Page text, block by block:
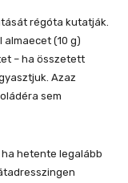
régóta kutatják.
(10 g)
– ha összetett
Azaz
sem
hetente legalább